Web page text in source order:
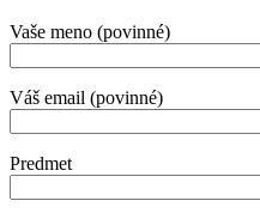
Vaše meno (povinné)
Váš email (povinné)
Predmet